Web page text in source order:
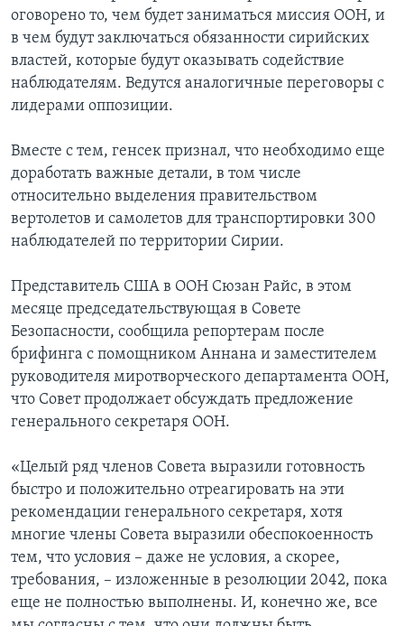
оговорено то, чем будет заниматься миссия ООН, и
в чем будут заключаться обязанности сирийских
властей, которые будут оказывать содействие
наблюдателям. Ведутся аналогичные переговоры с
лидерами оппозиции.
Вместе с тем, генсек признал, что необходимо еще
доработать важные детали, в том числе
относительно выделения правительством
вертолетов и самолетов для транспортировки 300
наблюдателей по территории Сирии.
Представитель США в ООН Сюзан Райс, в этом
месяце председательствующая в Совете
Безопасности, сообщила репортерам после
брифинга с помощником Аннана и заместителем
руководителя миротворческого департамента ООН,
что Совет продолжает обсуждать предложение
генерального секретаря ООН.
«Целый ряд членов Совета выразили готовность
быстро и положительно отреагировать на эти
рекомендации генерального секретаря, хотя
многие члены Совета выразили обеспокоенность
тем, что условия – даже не условия, а скорее,
требования, – изложенные в резолюции 2042, пока
еще не полностью выполнены. И, конечно же, все